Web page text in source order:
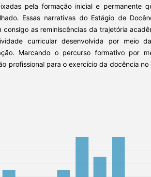
pela formação inicial e permanente
Essas narrativas do Estágio de
consigo as reminiscências da trajetória
curricular desenvolvida por meio
Marcando o percurso formativo por
profissional para o exercício da docência no